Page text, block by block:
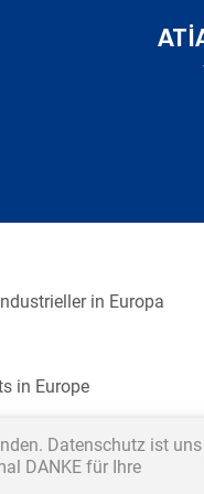
in Europa
in Europe
Datenschutz ist uns
DANKE für Ihre